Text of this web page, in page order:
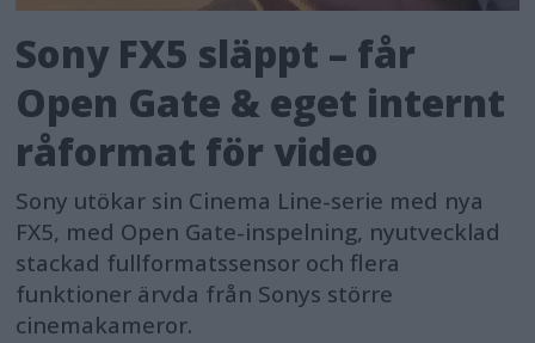
Sony FX5 släppt – får
Open Gate & eget internt
råformat för video
Sony utökar sin Cinema Line-serie med nya
FX5, med Open Gate-inspelning, nyutvecklad
stackad fullformatssensor och flera
funktioner ärvda från Sonys större
cinemakameror.